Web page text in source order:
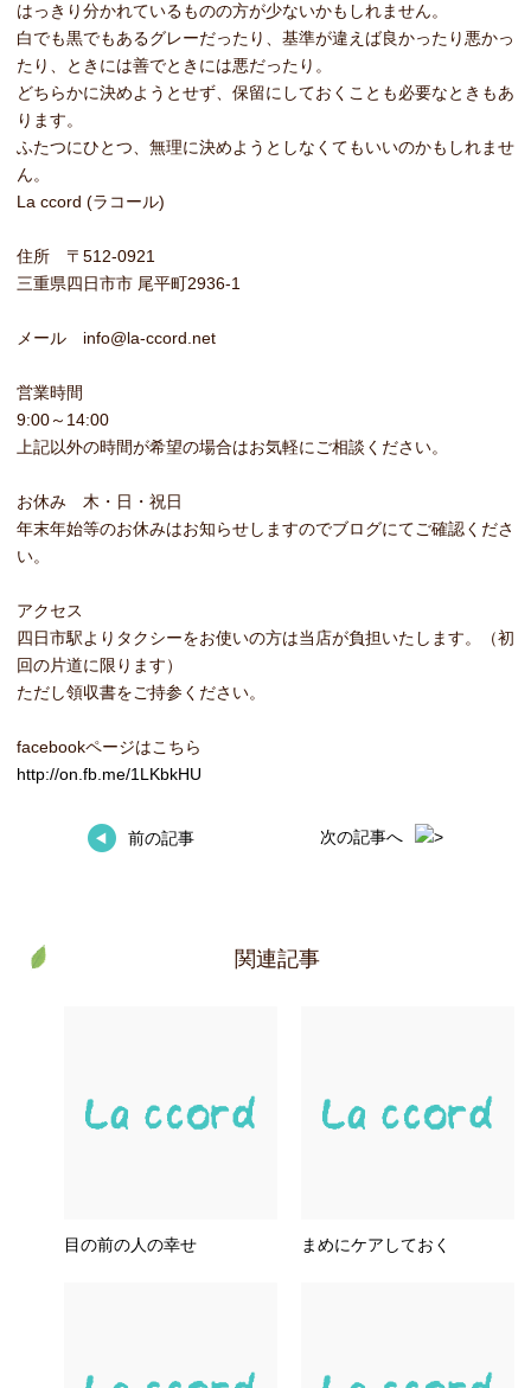
はっきり分かれているものの方が少ないかもしれません。
白でも黒でもあるグレーだったり、基準が違えば良かったり悪かっ
たり、ときには善でときには悪だったり。
どちらかに決めようとせず、保留にしておくことも必要なときもあ
ります。
ふたつにひとつ、無理に決めようとしなくてもいいのかもしれませ
ん。
La ccord (ラコール)
住所 〒512-0921
三重県四日市市 尾平町2936-1
メール info@la-ccord.net
営業時間
9:00～14:00
上記以外の時間が希望の場合はお気軽にご相談ください。
お休み 木・日・祝日
年末年始等のお休みはお知らせしますのでブログにてご確認くださ
い。
アクセス
四日市駅よりタクシーをお使いの方は当店が負担いたします。（初
回の片道に限ります）
ただし領収書をご持参ください。
facebookページはこちら
http://on.fb.me/1LKbkHU
前の記事 次の記事へ
関連記事
目の前の人の幸せ まめにケアしておく